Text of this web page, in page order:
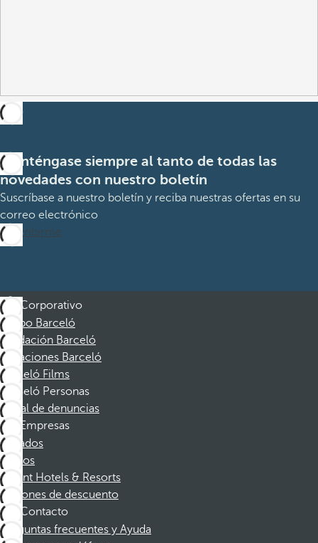
Manténgase siempre al tanto de todas las
novedades con nuestro boletín
Suscríbase a nuestro boletín y reciba nuestras ofertas en su
correo electrónico
Suscribirme
Corporativo
Grupo Barceló
Fundación Barceló
Vacaciones Barceló
Barceló Films
Barceló Personas
Canal de denuncias
Empresas
Afiliados
Socios
Dorint Hotels & Resorts
Cupones de descuento
Contacto
Preguntas frecuentes y Ayuda